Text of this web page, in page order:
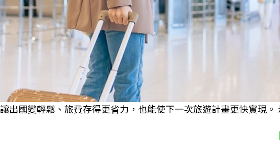
出國變輕鬆、旅費存得更省力，也能使下一次旅遊計畫更快實現。